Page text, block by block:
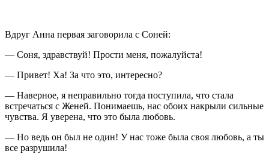
Вдруг Анна первая заговорила с Соней:
— Соня, здравствуй! Прости меня, пожалуйста!
— Привет! Ха! За что это, интересно?
— Наверное, я неправильно тогда поступила, что стала
встречаться с Женей. Понимаешь, нас обоих накрыли сильные
чувства. Я уверена, что это была любовь.
— Но ведь он был не один! У нас тоже была своя любовь, а ты
все разрушила!